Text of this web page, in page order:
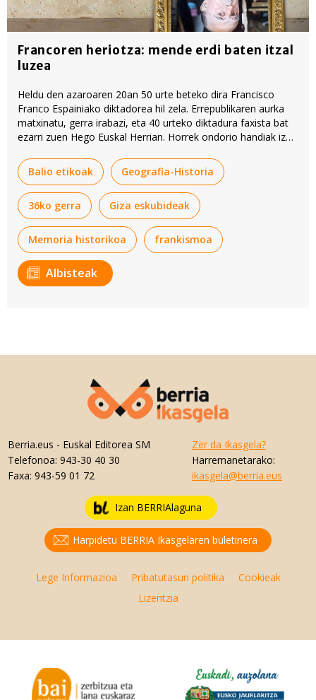
Francoren heriotza: mende erdi baten itzal
luzea
Heldu den azaroaren 20an 50 urte beteko dira Francisco
Franco Espainiako diktadorea hil zela. Errepublikaren aurka
matxinatu, gerra irabazi, eta 40 urteko diktadura faxista bat
ezarri zuen Hego Euskal Herrian. Horrek ondorio handiak izan
hasi du, frankismoaren erradiografia bat egiteko.
Balio etikoak Geografia-Historia
36ko gerra Giza eskubideak
Memoria historikoa frankismoa
Albisteak
Berria.eus - Euskal Editorea SM
Telefonoa: 943-30 40 30
Faxa: 943-59 01 72
Zer da Ikasgela?
Harremanetarako:
ikasgela@berria.eus
Izan BERRIAlaguna
Harpidetu BERRIA Ikasgelaren buletinera
Lege Informazioa Pribatutasun politika
Cookieak
Lizentzia